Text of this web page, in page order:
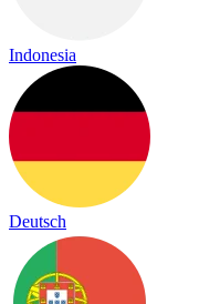
Indonesia
Deutsch